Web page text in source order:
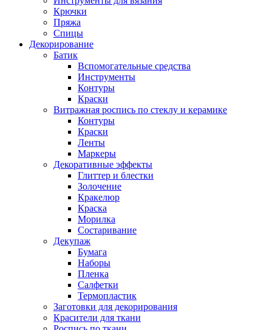
Крючки
Пряжа
Спицы
Декорирование
Батик
Вспомогательные средства
Инструменты
Контуры
Краски
Витражная роспись по стеклу и керамике
Контуры
Краски
Ленты
Маркеры
Декоративные эффекты
Глиттер и блестки
Золочение
Кракелюр
Краска
Морилка
Состаривание
Декупаж
Бумага
Наборы
Пленка
Салфетки
Термопластик
Заготовки для декорирования
Красители для ткани